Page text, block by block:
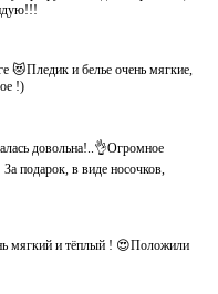
😻Пледик и белье очень мягкие,
!)
довольна!..👌Огромное
подарок, в виде носочков,
мягкий и тёплый ! 😍Положили